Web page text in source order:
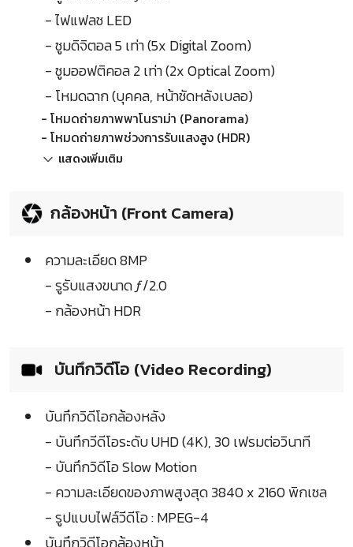
- ไฟแฟลช LED
- ซูมดิจิตอล 5 เท่า (5x Digital Zoom)
- ซูมออฟติคอล 2 เท่า (2x Optical Zoom)
- โหมดฉาก (บุคคล, หน้าชัดหลังเบลอ)
- โหมดถ่ายภาพพาโนราม่า (Panorama)
- โหมดถ่ายภาพช่วงการรับแสงสูง (HDR)
แสดงเพิ่มเติม
กล้องหน้า (Front Camera)
ความละเอียด 8MP
- รูรับแสงขนาด ƒ/2.0
- กล้องหน้า HDR
บันทึกวิดีโอ (Video Recording)
บันทึกวิดีโอกล้องหลัง
- บันทึกวีดีโอระดับ UHD (4K), 30 เฟรมต่อวินาที
- บันทึกวิดีโอ Slow Motion
- ความละเอียดของภาพสูงสุด 3840 x 2160 พิกเซล
- รูปแบบไฟล์วีดีโอ : MPEG-4